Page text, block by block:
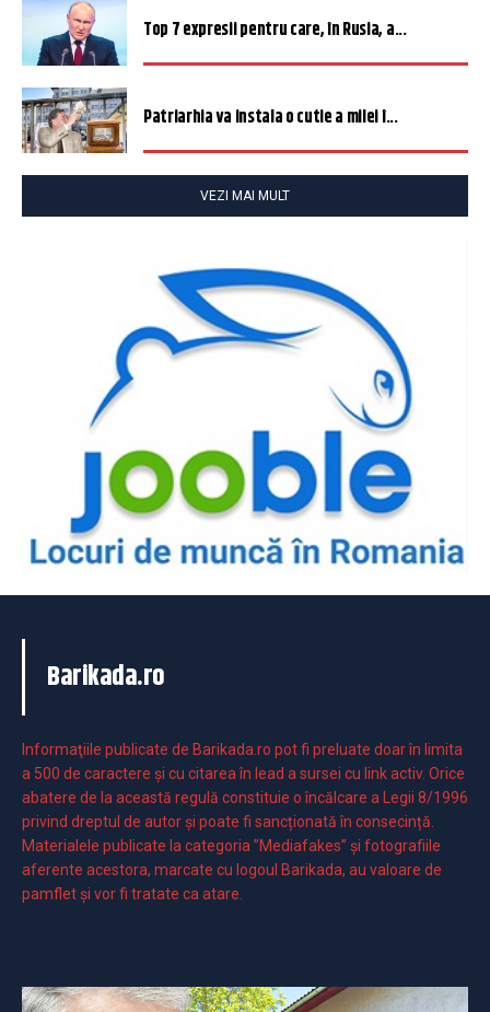
Top 7 expresii pentru care, în Rusia, a...
Patriarhia va instala o cutie a milei î...
VEZI MAI MULT
Barikada.ro
Informaţiile publicate de Barikada.ro pot fi preluate doar în limita
a 500 de caractere şi cu citarea în lead a sursei cu link activ. Orice
abatere de la această regulă constituie o încălcare a Legii 8/1996
privind dreptul de autor și poate fi sancționată în consecință.
Materialele publicate la categoria ”Mediafakes” și fotografiile
aferente acestora, marcate cu logoul Barikada, au valoare de
pamflet și vor fi tratate ca atare.